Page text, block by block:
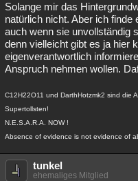
Solange mir das
natürlich nicht. Aber ich
auch wenn sie unvollständig
denn vielleicht gibt es ja hier
eigenverantwortlich
Anspruch nehmen wollen.
C12H22O11 und DarthHotzmk2 sind die
Supertollsten!
N.E.S.A.R.A. NOW !
Absence of evidence is not evidence of
tunkel
ehemaliges Mitglied